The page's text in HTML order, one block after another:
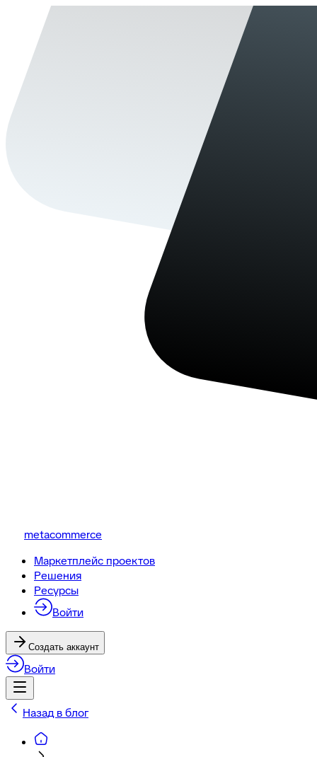
metacommerce
Маркетплейс проектов
Решения
Ресурсы
Войти
Создать аккаунт
Войти
Назад в блог